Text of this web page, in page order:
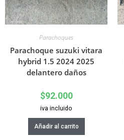
Parachoques
Parachoque suzuki vitara
hybrid 1.5 2024 2025
delantero daños
$92.000
iva incluido
Añadir al carrito